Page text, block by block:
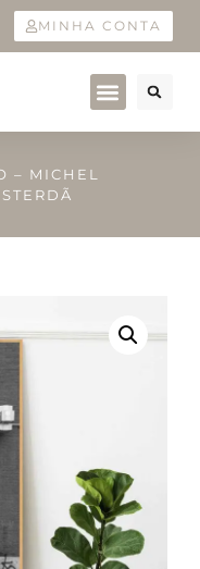
MINHA CONTA
– MICHEL